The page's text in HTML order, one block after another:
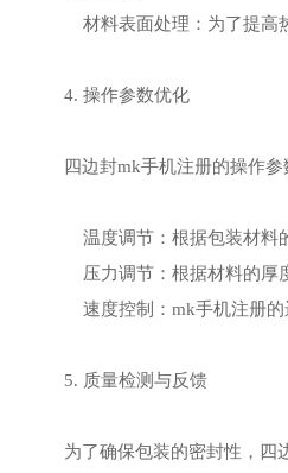
材料表面处理：为了提高
4. 操作参数优化
四边封mk手机注册的操作
温度调节：根据包装材料
压力调节：根据材料的厚
速度控制：mk手机注册的
5. 质量检测与反馈
为了确保包装的密封性，四